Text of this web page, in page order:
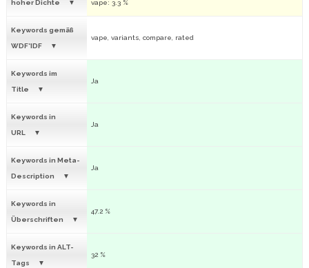
hoher Dichte vape: 3.3 %
Keywords gemäß
WDF*IDF
vape, variants, compare, rated
Keywords im
Title
Ja
Keywords in
URL
Ja
Keywords in Meta-
Description
Ja
Keywords in
Überschriften
47.2 %
Keywords in ALT-
Tags
32 %